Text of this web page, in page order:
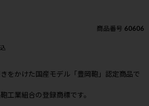
検索
商品番号 60606
をかけた国産モデル「豊岡鞄」認定商品で
工業組合の登録商標です。